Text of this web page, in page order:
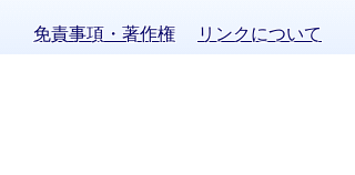
免責事項・著作権 リンクについて